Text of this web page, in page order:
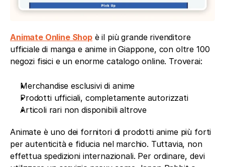
Animate Online Shop è il più grande rivenditore
ufficiale di manga e anime in Giappone, con oltre 100
negozi fisici e un enorme catalogo online. Troverai:
Merchandise esclusivi di anime
Prodotti ufficiali, completamente autorizzati
Articoli rari non disponibili altrove
Animate è uno dei fornitori di prodotti anime più forti
per autenticità e fiducia nel marchio. Tuttavia, non
effettua spedizioni internazionali. Per ordinare, devi